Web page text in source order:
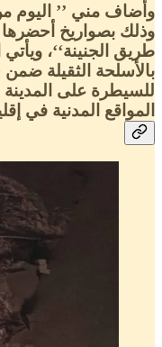
وأضاف مني ’’ اليوم
وذلك بصواريخ
طريق الجنينة‘‘،
بالأسلحة الثقيلة
للسيطرة على
المواقع المدنية في